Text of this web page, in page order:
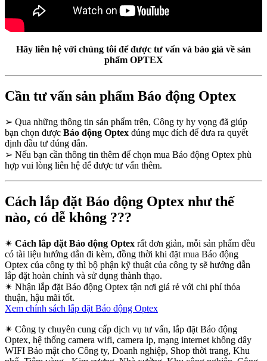
Hãy liên hệ với chúng tôi để được tư vấn và báo giá về sản
phẩm OPTEX
Cần tư vấn sản phẩm Báo động Optex
➢ Qua những thông tin sản phẩm trên, Công ty hy vọng đã giúp
bạn chọn được Báo động Optex đúng mục đích để đưa ra quyết
định đầu tư đúng đắn.
➢ Nếu bạn cần thông tin thêm để chọn mua Báo động Optex phù
hợp vui lòng liên hệ để được tư vấn thêm.
Cách lắp đặt Báo động Optex như thế
nào, có dễ không ???
✴ Cách lắp đặt Báo động Optex rất đơn giản, mỗi sản phẩm đều
có tài liệu hướng dẫn đi kèm, đồng thời khi đặt mua Báo động
Optex của công ty thì bộ phận kỹ thuật của công ty sẽ hướng dẫn
lắp đặt hoàn chỉnh và sử dụng thành thạo.
✴ Nhận lắp đặt Báo động Optex tận nơi giá rẻ với chi phí thỏa
thuận, hậu mãi tốt.
Xem chính sách lắp đặt Báo động Optex
✴ Công ty chuyên cung cấp dịch vụ tư vấn, lắp đặt Báo động
Optex, hệ thống camera wifi, camera ip, mạng internet không dây
WIFI Bảo mật cho Công ty, Doanh nghiệp, Shop thời trang, Khu